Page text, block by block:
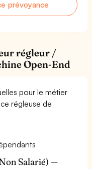
prévoyance
régleur /
Open-End
pour le métier
régleuse de
Salarié) —